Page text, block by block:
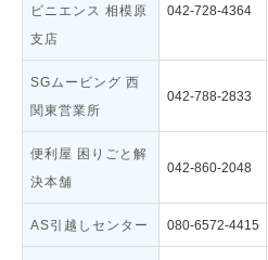
ビニエンス 相模原
支店
042-728-4364
SGムービング 西
関東営業所
042-788-2833
便利屋 困りごと解
決本舗
042-860-2048
AS引越しセンター 080-6572-4415